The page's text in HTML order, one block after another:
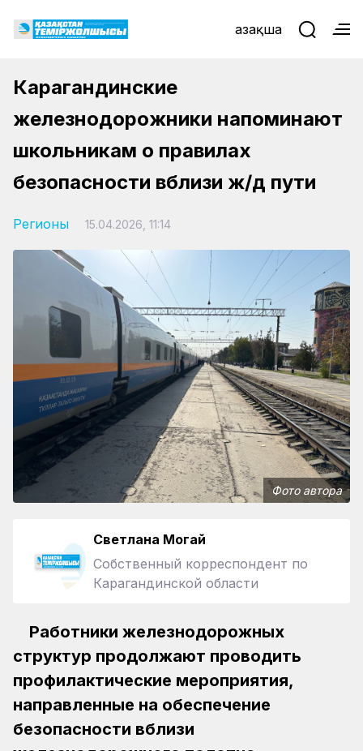
Қазақша
Карагандинские
железнодорожники напоминают
школьникам о правилах
безопасности вблизи ж/д пути
Регионы 15.04.2026, 11:14
Фото автора
Светлана Могай
Собственный корреспондент по
Карагандинской области
Работники железнодорожных
структур продолжают проводить
профилактические мероприятия,
направленные на обеспечение
безопасности вблизи